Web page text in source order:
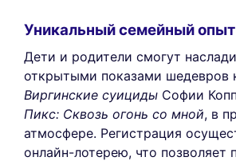
Уникальный семейный опыт
Дети и родители смогут
открытыми показами шедевров
Виргинские суициды Софии
Пикс: Сквозь огонь со мной, в
атмосфере. Регистрация
онлайн-лотерею, что позволяет